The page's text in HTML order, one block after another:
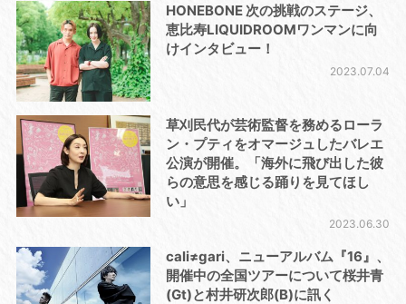
HONEBONE 次の挑戦のステージ、
恵比寿LIQUIDROOMワンマンに向
けインタビュー！
2023.07.04
草刈民代が芸術監督を務めるローラ
ン・プティをオマージュしたバレエ
公演が開催。「海外に飛び出した彼
らの意思を感じる踊りを見てほし
い」
2023.06.30
cali≠gari、ニューアルバム『16』、
開催中の全国ツアーについて桜井青
(Gt)と村井研次郎(B)に訊く